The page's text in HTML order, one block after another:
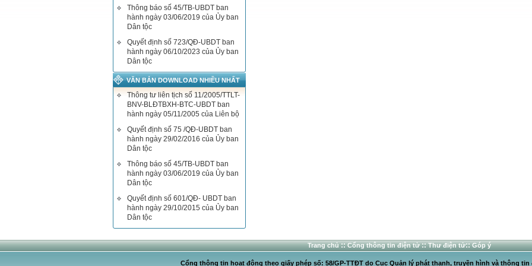
Thông báo số 45/TB-UBDT ban
hành ngày 03/06/2019 của Ủy ban
Dân tộc
Quyết định số 723/QĐ-UBDT ban
hành ngày 06/10/2023 của Ủy ban
Dân tộc
VĂN BẢN DOWNLOAD NHIỀU NHẤT
Thông tư liên tịch số 11/2005/TTLT-
BNV-BLĐTBXH-BTC-UBDT ban
hành ngày 05/11/2005 của Liên bộ
Quyết định số 75 /QĐ-UBDT ban
hành ngày 29/02/2016 của Ủy ban
Dân tộc
Thông báo số 45/TB-UBDT ban
hành ngày 03/06/2019 của Ủy ban
Dân tộc
Quyết định số 601/QĐ- UBDT ban
hành ngày 29/10/2015 của Ủy ban
Dân tộc
Trang chủ:: Cổng thông tin điện tử:: Thư điện tử:: Góp ý
Cổng thông tin hoạt động theo giấy phép số: 58/GP-TTĐT do Cục Quản lý phát thanh, truyền hình và thông tin